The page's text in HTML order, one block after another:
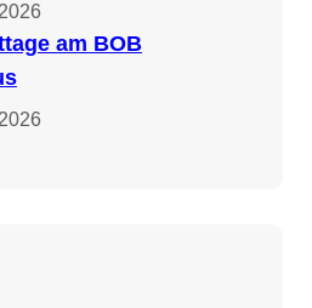
am BOB